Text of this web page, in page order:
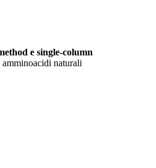
e single-column
amminoacidi naturali